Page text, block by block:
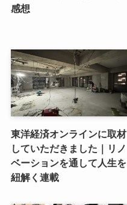
感想
東洋経済オンラインに取材
していただきました｜リノ
ベーションを通して人生を
紐解く連載